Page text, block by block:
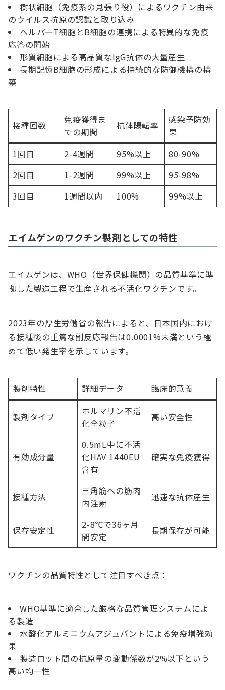
樹状細胞（免疫系の見張り役）によるワクチン由来
のウイルス抗原の認識と取り込み
ヘルパーT細胞とB細胞の連携による特異的な免疫
応答の開始
形質細胞による高品質なIgG抗体の大量産生
長期記憶B細胞の形成による持続的な防御機構の構
築
接種回数
免疫獲得ま
での期間
抗体陽転率
感染予防効
果
1回目
2-4週間 95%以上
80-90%
2回目
1-2週間 99%以上
95-98%
3回目
1週間以内 100% 99%以上
エイムゲンのワクチン製剤としての特性
エイムゲンは、WHO（世界保健機関）の品質基準に準
拠した製造工程で生産される不活化ワクチンです。
2023年の厚生労働省の報告によると、日本国内におけ
る接種後の重篤な副反応報告は0.0001%未満という極
めて低い発生率を示しています。
製剤特性 詳細データ 臨床的意義
製剤タイプ
ホルマリン不活
化全粒子
高い安全性
有効成分量
0.5mL中に不活
化HAV 1440EU
含有
確実な免疫獲得
接種方法
三角筋への筋肉
内注射
迅速な抗体産生
保存安定性
2-8℃で36ヶ月
間安定
長期保存が可能
ワクチンの品質特性として注目すべき点：
WHO基準に適合した厳格な品質管理システムによ
る製造
水酸化アルミニウムアジュバントによる免疫増強効
果
製造ロット間の抗原量の変動係数が2%以下という
高い均一性